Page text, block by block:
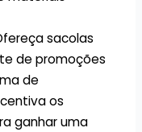
sacolas
de promoções
de
os
ganhar uma